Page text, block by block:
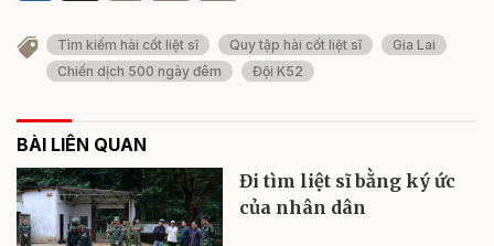
Tìm kiếm hài cốt liệt sĩ Quy tập hài cốt liệt sĩ
Gia Lai
Chiến dịch 500 ngày đêm
Đội K52
BÀI LIÊN QUAN
Đi tìm liệt sĩ bằng ký ức
của nhân dân